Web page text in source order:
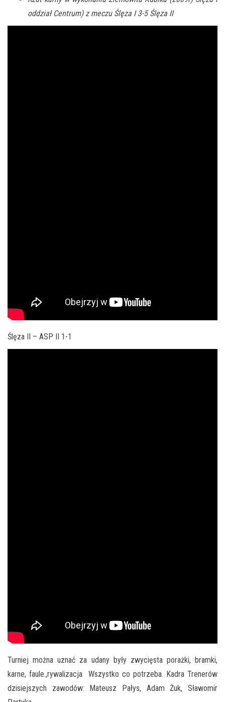
oddział Centrum) z meczu Ślęza I 3-5 Ślęza II
Ślęza II – ASP II 1-1
Turniej można uznać za udany były zwycięsta porażki, bramki,
karne, faule.,rywalizacja Wszystko co potrzeba. Kadra Trenerów
dzisiejszych zawodów: Mateusz Pałys, Adam Żuk, Sławomir